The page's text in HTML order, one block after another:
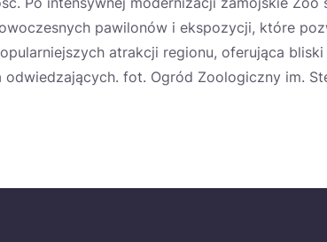
pawilonów i ekspozycji, które
atrakcji regionu, oferująca
odwiedzających. fot. Ogród Zoologiczny im.